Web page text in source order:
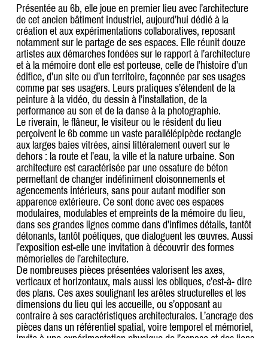
Présentée au 6b, elle joue en premier lieu avec l’architecture
de cet ancien bâtiment industriel, aujourd’hui dédié à la
création et aux expérimentations collaboratives, reposant
notamment sur le partage de ses espaces. Elle réunit douze
artistes aux démarches fondées sur le rapport à l’architecture
et à la mémoire dont elle est porteuse, celle de l’histoire d’un
édifice, d’un site ou d’un territoire, façonnée par ses usages
comme par ses usagers. Leurs pratiques s’étendent de la
peinture à la vidéo, du dessin à l’installation, de la
performance au son et de la danse à la photographie.
Le riverain, le flâneur, le visiteur ou le résident du lieu
perçoivent le 6b comme un vaste parallélépipède rectangle
aux larges baies vitrées, ainsi littéralement ouvert sur le
dehors : la route et l’eau, la ville et la nature urbaine. Son
architecture est caractérisée par une ossature de béton
permettant de changer indéfiniment cloisonnements et
agencements intérieurs, sans pour autant modifier son
apparence extérieure. Ce sont donc avec ces espaces
modulaires, modulables et empreints de la mémoire du lieu,
dans ses grandes lignes comme dans d’infimes détails, tantôt
détonants, tantôt poétiques, que dialoguent les œuvres. Aussi
l’exposition est-elle une invitation à découvrir des formes
mémorielles de l’architecture.
De nombreuses pièces présentées valorisent les axes,
verticaux et horizontaux, mais aussi les obliques, c’est-à- dire
des plans. Ces axes soulignant les arêtes structurelles et les
dimensions du lieu qui les accueille, ou s’opposant au
contraire à ses caractéristiques architecturales. L’ancrage des
pièces dans un référentiel spatial, voire temporel et mémoriel,